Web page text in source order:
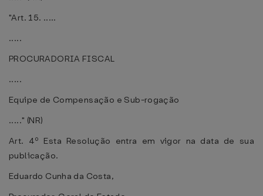
"Art. 15. .....
.....
PROCURADORIA FISCAL
.....
Equipe de Compensação e Sub-rogação
....." (NR)
Art. 4º Esta Resolução entra em vigor na data de sua
publicação.
Eduardo Cunha da Costa,